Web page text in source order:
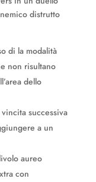
distrutto
di la modalità
non risultano
dello
successiva
a un
aureo
con